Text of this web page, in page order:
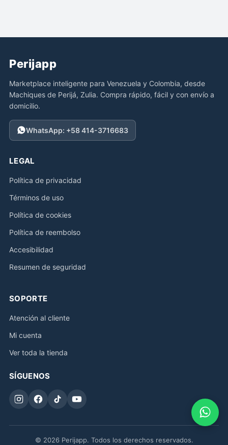
Perijapp
Marketplace inteligente para Venezuela y Colombia, desde
Machiques de Perijá, Zulia. Compra rápido, fácil y con envío a
domicilio.
WhatsApp: +58 414-3716683
LEGAL
Política de privacidad
Términos de uso
Política de cookies
Política de reembolso
Accesibilidad
Resumen de seguridad
SOPORTE
Atención al cliente
Mi cuenta
Ver toda la tienda
SÍGUENOS
© 2026 Perijapp. Todos los derechos reservados.